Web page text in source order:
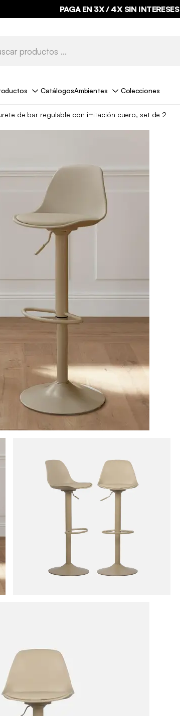
PAGA EN 3X / 4X SIN INTERESES
CatálogosAmbientes Colecciones
de bar regulable con imitación cuero, set de 2